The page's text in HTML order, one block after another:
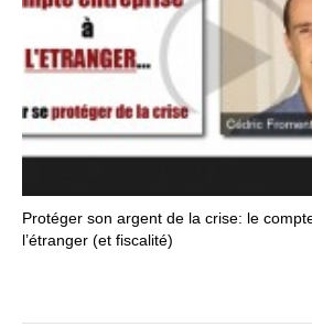
Protéger son argent de la crise: le
l’étranger (et fiscalité)